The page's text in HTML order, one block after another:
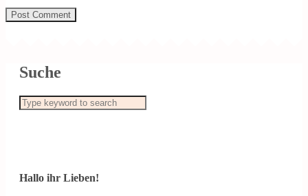
Suche
Hallo ihr Lieben!